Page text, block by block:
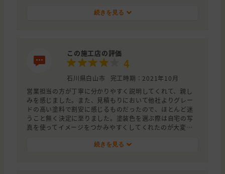
続きを見る
この施工店の評価
4
石川県白山市
完工時期：2021年10月
営業担当の方が丁寧に分かりやすく説明してくれて、親し
みを感じました。また、見積もりにおいて他社よりグレー
ドの高い塗料で割安に感じるものだったので、ほとんど迷
うこと無く決定に至りました。塗装色を選ぶ際は自宅の写
真を使ってイメージをつかみやすくしてくれたのが大変良
続きを見る